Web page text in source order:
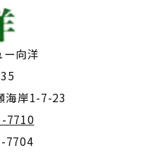
ー向洋
海岸1-7-23
7710
7704